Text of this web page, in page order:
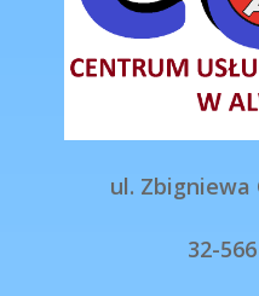
ul. Zbigniewa
32-